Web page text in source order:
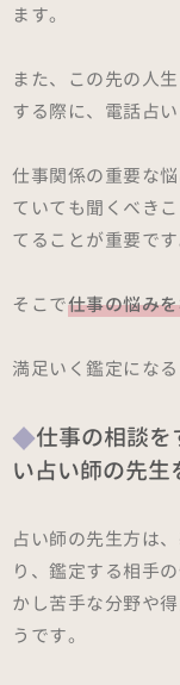
ます。
また、この先の人
する際に、電話占
仕事関係の重要な
ていても聞くべき
てることが重要です
そこで仕事の悩み
満足いく鑑定にな
仕事の相談
い占い師の先生
占い師の先生方は
り、鑑定する相手
かし苦手な分野や
うです。